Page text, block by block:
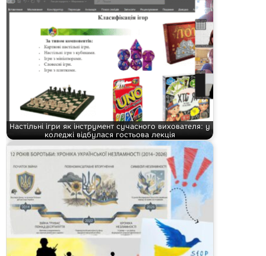
Настільні ігри як інструмент сучасного вихователя: у
коледжі відбулася гостьова лекція